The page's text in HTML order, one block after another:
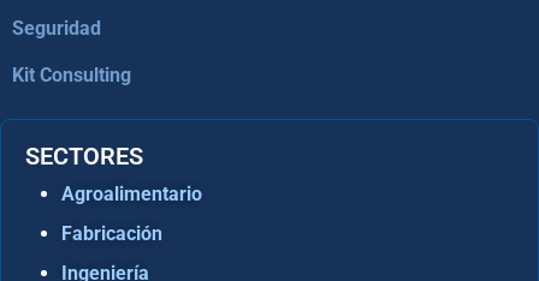
Seguridad
Kit Consulting
SECTORES
Agroalimentario
Fabricación
Ingeniería